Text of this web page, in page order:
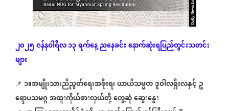
၂၀၂၅ဇန်နဝါရီလ ၁၃ရက်နေ့ညနေခင်းနောက်ဆုံးရပြည်တွင်းသတင်း
များ
📌 ၁။အမျိုးသားညီညွတ်ရေးအစိုးရ၊ယာယီသမ္မတဒူဝါလရှီးလနှင့် ဥ
ရောပသမဂ္ဂအထူးကိုယ်စားလှယ်တို့တွေ့ဆုံဆွေးနွေး